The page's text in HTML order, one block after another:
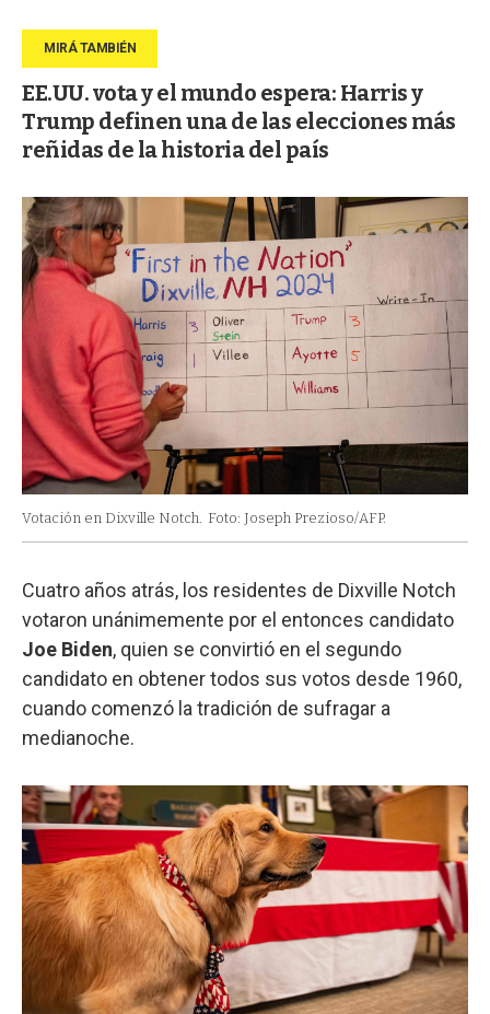
EE.UU. vota y el mundo espera: Harris y
Trump definen una de las elecciones más
reñidas de la historia del país
Votación en Dixville Notch. Foto: Joseph Prezioso/AFP.
Cuatro años atrás, los residentes de Dixville Notch
votaron unánimemente por el entonces candidato
Joe Biden, quien se convirtió en el segundo
candidato en obtener todos sus votos desde 1960,
cuando comenzó la tradición de sufragar a
medianoche.